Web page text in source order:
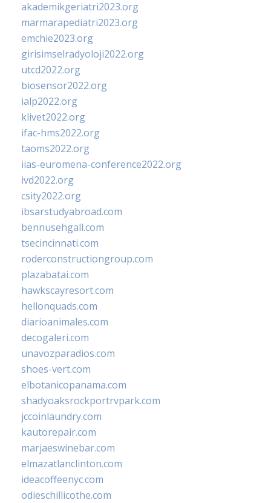
akademikgeriatri2023.org
marmarapediatri2023.org
emchie2023.org
girisimselradyoloji2022.org
utcd2022.org
biosensor2022.org
ialp2022.org
klivet2022.org
ifac-hms2022.org
taoms2022.org
iias-euromena-conference2022.org
ivd2022.org
csity2022.org
ibsarstudyabroad.com
bennusehgall.com
tsecincinnati.com
roderconstructiongroup.com
plazabatai.com
hawkscayresort.com
hellonquads.com
diarioanimales.com
decogaleri.com
unavozparadios.com
shoes-vert.com
elbotanicopanama.com
shadyoaksrockportrvpark.com
jccoinlaundry.com
kautorepair.com
marjaeswinebar.com
elmazatlanclinton.com
ideacoffeenyc.com
odieschillicothe.com